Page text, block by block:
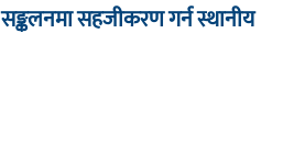
सहजीकरण गर्न स्थानीय